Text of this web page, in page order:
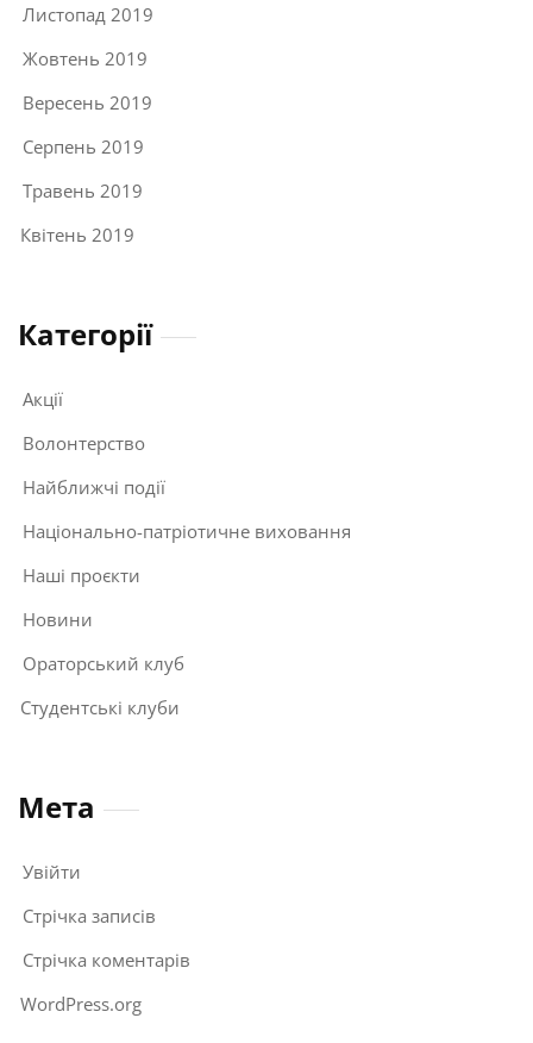
Листопад 2019
Жовтень 2019
Вересень 2019
Серпень 2019
Травень 2019
Квітень 2019
Категорії
Акції
Волонтерство
Найближчі події
Національно-патріотичне виховання
Наші проєкти
Новини
Ораторський клуб
Студентські клуби
Мета
Увійти
Стрічка записів
Стрічка коментарів
WordPress.org